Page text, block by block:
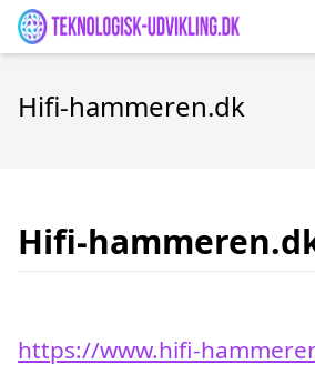
Hifi-hammeren.dk
Hifi-
https://www.hifi-